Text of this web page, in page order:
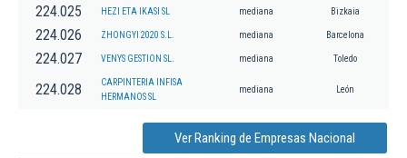
224.025 HEZI ETA IKASI SL mediana Bizkaia
224.026 ZHONGYI 2020 S.L. mediana Barcelona
224.027 VENYS GESTION SL. mediana Toledo
224.028
CARPINTERIA INFISA
HERMANOS SL
mediana León
Ver Ranking de Empresas Nacional